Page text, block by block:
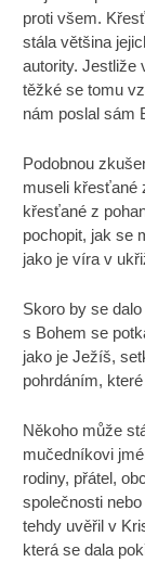
proti všem.
stála většina
autority. Jestliže
těžké se tomu
nám poslal sám
Podobnou
museli křesťané
křesťané z
pochopit, jak se
jako je víra v
Skoro by se
s Bohem se
jako je Ježíš,
pohrdáním,
Někoho může
mučedníkovi
rodiny, přátel,
společnosti
tehdy uvěřil v
která se dala